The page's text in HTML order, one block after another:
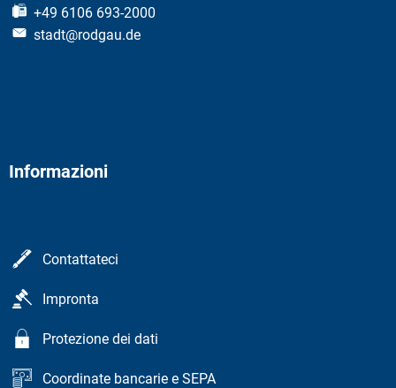
+49 6106 693-2000
stadt@rodgau.de
Informazioni
Contattateci
Impronta
Protezione dei dati
Coordinate bancarie e SEPA